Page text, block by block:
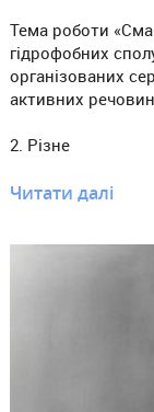
Тема роботи
гідрофобних
організованих
активних
2. Різне
Читати далі